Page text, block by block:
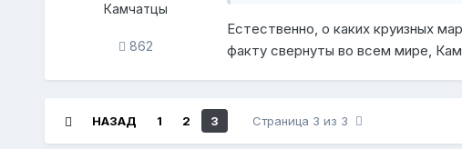
Камчатцы
862
Естественно, о каких круизных
факту свернуты во всем мире,
НАЗАД 1 2 3 Страница 3 из 3